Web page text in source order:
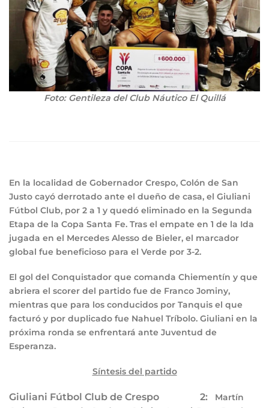
Foto: Gentileza del Club Náutico El Quillá
En la localidad de Gobernador Crespo, Colón de San
Justo cayó derrotado ante el dueño de casa, el Giuliani
Fútbol Club, por 2 a 1 y quedó eliminado en la Segunda
Etapa de la Copa Santa Fe. Tras el empate en 1 de la Ida
jugada en el Mercedes Alesso de Bieler, el marcador
global fue beneficioso para el Verde por 3-2.
El gol del Conquistador que comanda Chiementín y que
abriera el scorer del partido fue de Franco Jominy,
mientras que para los conducidos por Tanquis el que
facturó y por duplicado fue Nahuel Tríbolo. Giuliani en la
próxima ronda se enfrentará ante Juventud de
Esperanza.
Síntesis del partido
Giuliani Fútbol Club de Crespo 2:
Martín